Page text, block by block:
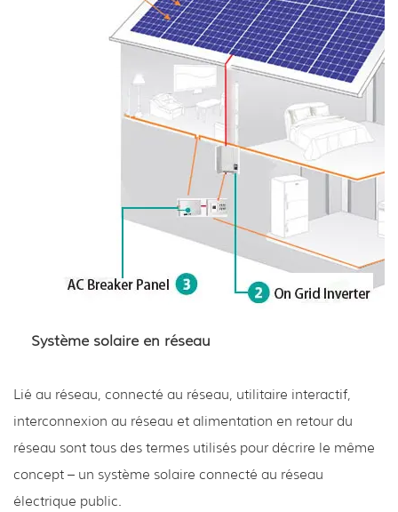
Système solaire en réseau
Lié au réseau, connecté au réseau, utilitaire interactif,
interconnexion au réseau et alimentation en retour du
réseau sont tous des termes utilisés pour décrire le même
concept – un système solaire connecté au réseau
électrique public.